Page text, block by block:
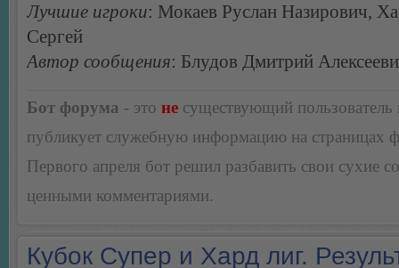
Лучшие игроки: Мокаев Руслан Назирович,
Сергей
Автор сообщения: Блудов Дмитрий
Бот форума - это не существующий пользователь
публикует служебную информацию на страницах
Первого апреля бот решил разбавить свои сухие
ценными комментариями.
Кубок Супер и Хард лиг.